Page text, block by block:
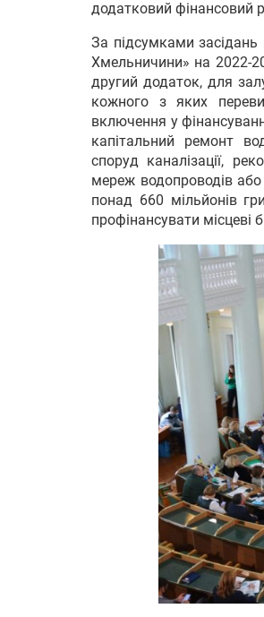
додатковий фінансовий
За підсумками
Хмельничини» на 2022-
другий додаток, для
кожного з яких
включення у
капітальний ремонт
споруд каналізації,
мереж водопроводів
понад 660 мільйонів
профінансувати місцеві